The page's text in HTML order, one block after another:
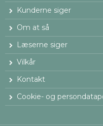
Kunderne siger
Om at så
Læserne siger
Vilkår
Kontakt
Cookie- og